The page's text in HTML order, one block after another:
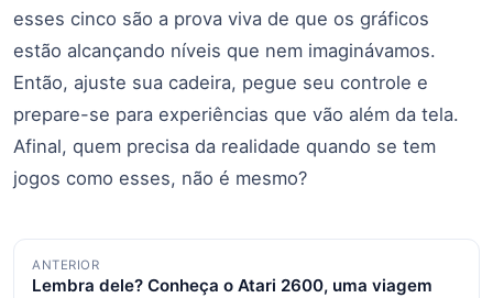
esses cinco são a prova viva de que os gráficos
estão alcançando níveis que nem imaginávamos.
Então, ajuste sua cadeira, pegue seu controle e
prepare-se para experiências que vão além da tela.
Afinal, quem precisa da realidade quando se tem
jogos como esses, não é mesmo?
Navegação
ANTERIOR
Lembra dele? Conheça o Atari 2600, uma viagem